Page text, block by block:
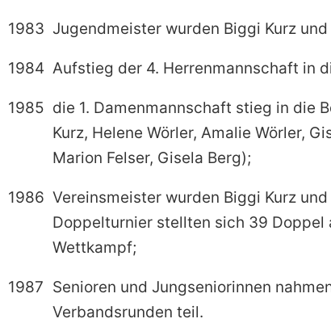
1983 Jugendmeister wurden Biggi Kurz
1984 Aufstieg der 4. Herrenmannschaft in
1985 die 1. Damenmannschaft stieg in die
Kurz, Helene Wörler, Amalie Wörler,
Marion Felser, Gisela Berg);
1986 Vereinsmeister wurden Biggi Kurz und
Doppelturnier stellten sich 39 Doppel
Wettkampf;
1987 Senioren und Jungseniorinnen
Verbandsrunden teil.